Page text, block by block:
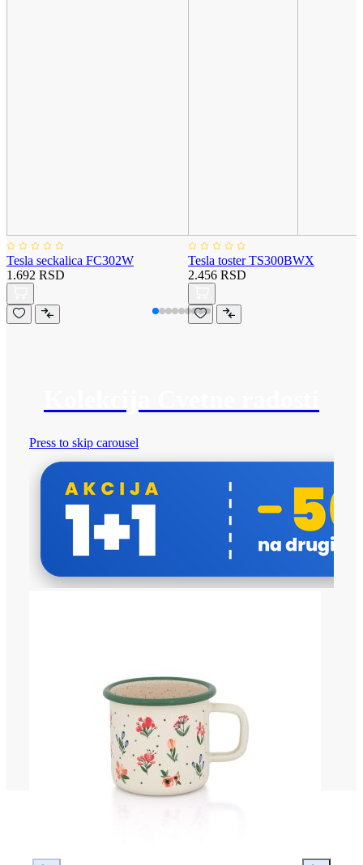
Tesla seckalica FC302W
1.692 RSD
Tesla toster TS300BWX
2.456 RSD
Press to skip carousel